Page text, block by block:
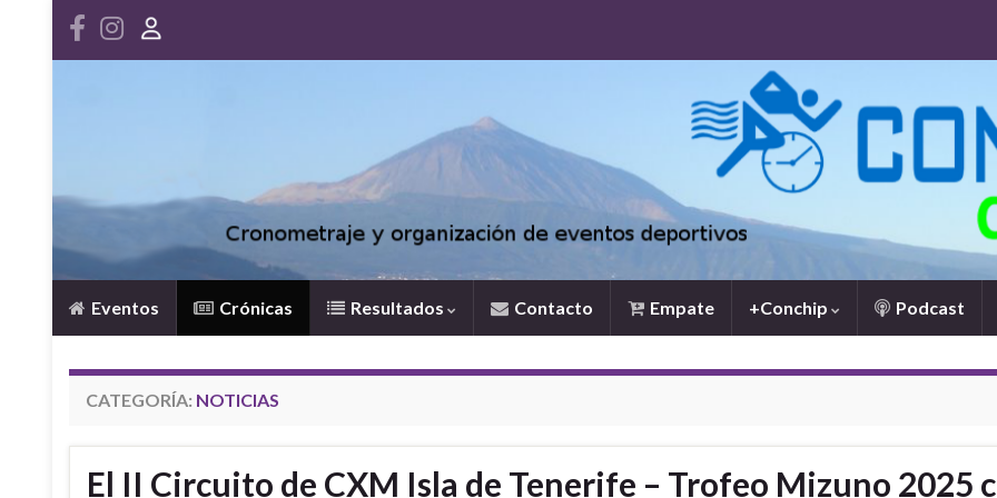
Eventos Crónicas Resultados Contacto Empate +Conchip Podcast
CATEGORÍA: NOTICIAS
El II Circuito de CXM Isla de Tenerife – Trofeo Mizuno 2025